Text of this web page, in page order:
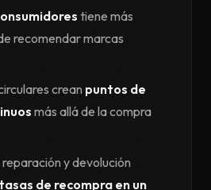
tiene más
recomendar marcas
crean puntos de
más allá de la compra
y devolución
de recompra en un